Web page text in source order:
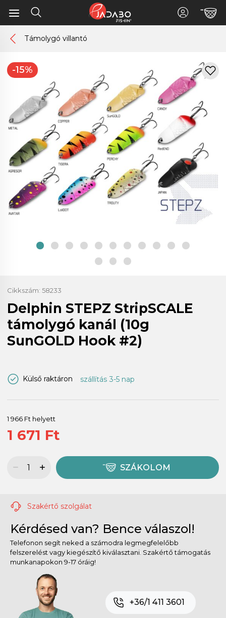
Támolygó villantó
-15%
Cikkszám: 58233
Delphin STEPZ StripSCALE
támolygó kanál (10g
SunGOLD Hook #2)
Külső raktáron szállítás 3-5 nap
1 966 Ft helyett
1 671 Ft
SZÁKOLOM
Szakértő szolgálat
Kérdésed van? Bence válaszol!
Telefonon segít neked a számodra legmegfelelőbb
felszerelést vagy kiegészítő kiválasztani. Szakértő támogatás
munkanapokon 9-17 óráig!
+36/1 411 3601